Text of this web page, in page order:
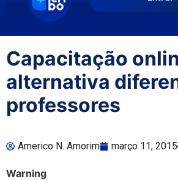
Capacitação
alternativa
professores
Americo N. Amorim março 11, 2015
Warning